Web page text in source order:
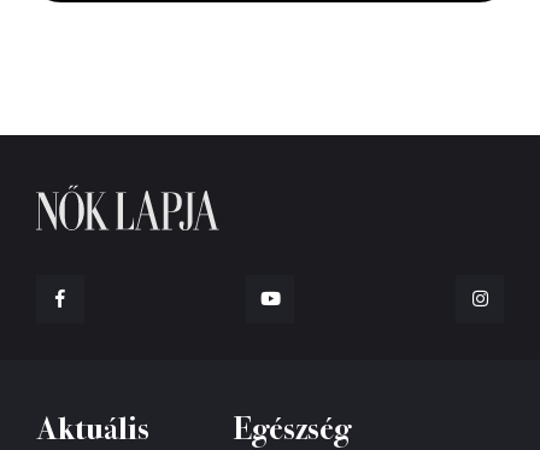
Aktuális Egészség